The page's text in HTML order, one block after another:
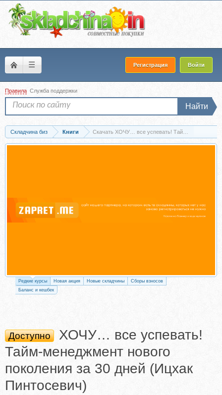
☰ Регистрация Войти
Правила Служба поддержки
Найти
Складчина биз Книги Скачать ХОЧУ… все успевать! Тайм-менеджмент
Редкие курсы Новая акция Новые складчины
Сборы взносов
Баланс и кешбек
Доступно
ХОЧУ… все успевать!
Тайм-менеджмент нового
поколения за 30 дней (Ицхак
Пинтосевич)